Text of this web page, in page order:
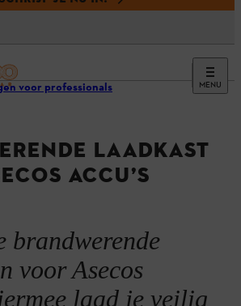
MENU
voor professionals
LAADKAST
ACCU’S
brandwerende
voor Asecos
laad je veilig